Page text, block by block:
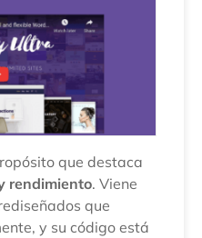
que destaca
rendimiento. Viene
que
y su código está